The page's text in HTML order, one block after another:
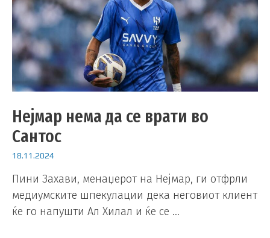
Нејмар нема да се врати во
Сантос
18.11.2024
Пини Захави, менаџерот на Нејмар, ги отфрли
медиумските шпекулации дека неговиот клиент
ќе го напушти Ал Хилал и ќе се …